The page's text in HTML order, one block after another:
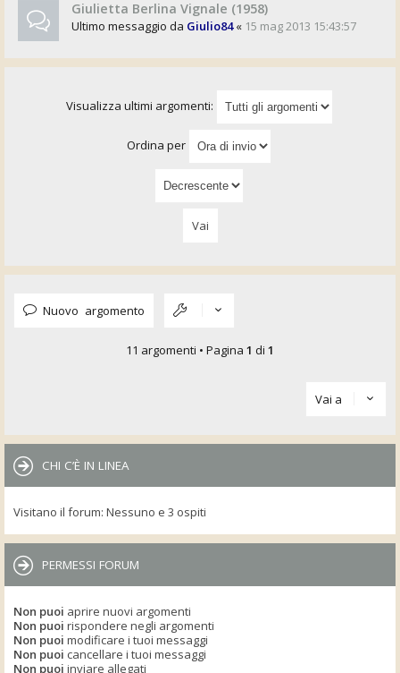
Giulietta Berlina Vignale (1958)
Ultimo messaggio da Giulio84« 15 mag 2013 15:43:57
Visualizza ultimi argomenti:
Ordina per
Nuovo argomento
11 argomenti • Pagina 1 di 1
Vai a
CHI C’È IN LINEA
Visitano il forum: Nessuno e 3 ospiti
PERMESSI FORUM
Non puoi aprire nuovi argomenti
Non puoi rispondere negli argomenti
Non puoi modificare i tuoi messaggi
Non puoi cancellare i tuoi messaggi
Non puoi inviare allegati